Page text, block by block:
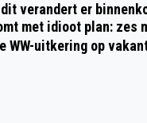
verandert er
met idioot plan: zes
WW-uitkering op